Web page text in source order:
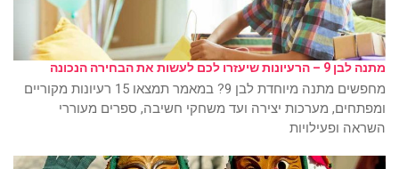
מתנה לבן 9 – הרעיונות שיעזרו לכם לעשות את הבחירה הנכונה
מחפשים מתנה מיוחדת לבן 9? במאמר תמצאו 15 רעיונות מקוריים
ומפתחים, מערכות יצירה ועד משחקי חשיבה, ספרים מעוררי
השראה ופעילויות